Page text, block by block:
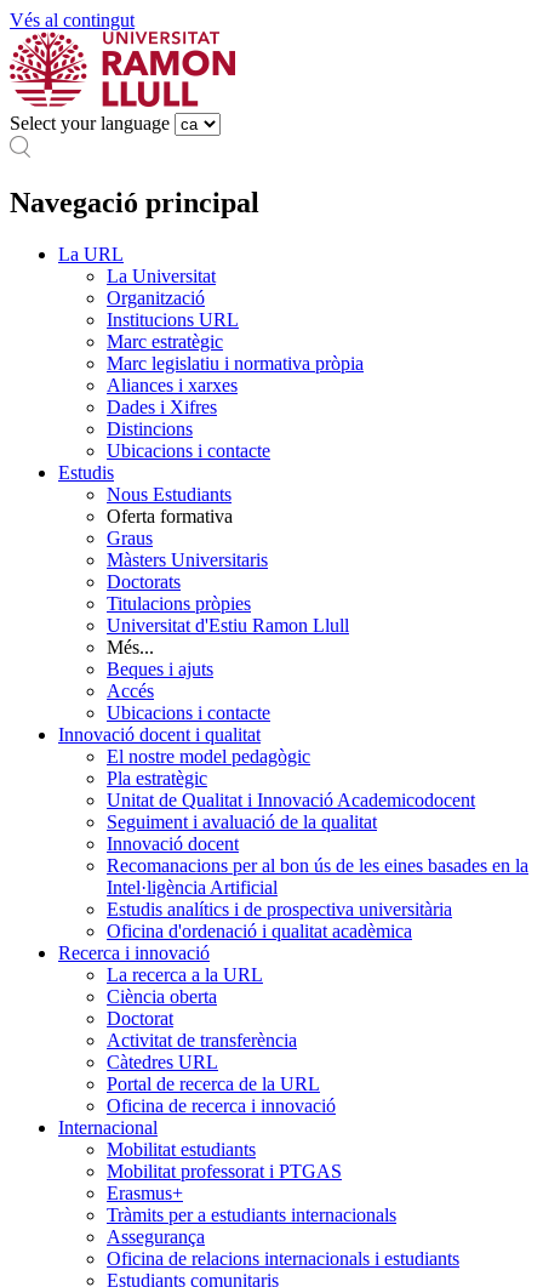
Vés al contingut
Select your language
Navegació principal
La URL
La Universitat
Organització
Institucions URL
Marc estratègic
Marc legislatiu i normativa pròpia
Aliances i xarxes
Dades i Xifres
Distincions
Ubicacions i contacte
Estudis
Nous Estudiants
Oferta formativa
Graus
Màsters Universitaris
Doctorats
Titulacions pròpies
Universitat d'Estiu Ramon Llull
Més...
Beques i ajuts
Accés
Ubicacions i contacte
Innovació docent i qualitat
El nostre model pedagògic
Pla estratègic
Unitat de Qualitat i Innovació Academicodocent
Seguiment i avaluació de la qualitat
Innovació docent
Recomanacions per al bon ús de les eines basades en la
Intel·ligència Artificial
Estudis analítics i de prospectiva universitària
Oficina d'ordenació i qualitat acadèmica
Recerca i innovació
La recerca a la URL
Ciència oberta
Doctorat
Activitat de transferència
Càtedres URL
Portal de recerca de la URL
Oficina de recerca i innovació
Internacional
Mobilitat estudiants
Mobilitat professorat i PTGAS
Erasmus+
Tràmits per a estudiants internacionals
Assegurança
Oficina de relacions internacionals i estudiants
Estudiants comunitaris